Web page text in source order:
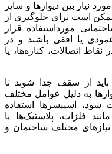
نیاز بین دیوارها و سایر
است برای جلوگیری از
مورداستفاده قرار
یا افقی باشند و در
اتصالات، کناره‌ها، یا
باید از سقف جدا شوند تا
به دلیل عوامل مختلف
اسپیسرها استفاده
فلزات، پلاستیک‌ها یا
مختلف ساختمان و